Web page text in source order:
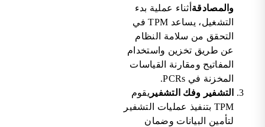
والمصادقة أثناء عملية بدء
التشغيل، يساعد TPM في
التحقق من سلامة النظام
عن طريق تخزين واستخدام
المفاتيح ومقارنة القياسات
المخزنة في PCRs.
التشفير وفك التشفير يقوم
TPM بتنفيذ عمليات التشفير
لتأمين البيانات وضمان